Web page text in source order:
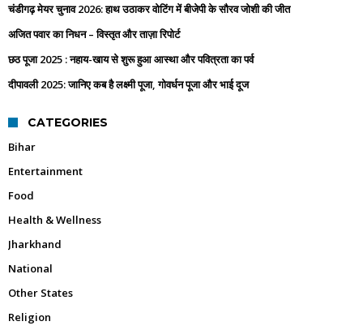
चंडीगढ़ मेयर चुनाव 2026: हाथ उठाकर वोटिंग में बीजेपी के सौरव जोशी की जीत
अजित पवार का निधन – विस्तृत और ताज़ा रिपोर्ट
छठ पूजा 2025 : नहाय-खाय से शुरू हुआ आस्था और पवित्रता का पर्व
दीपावली 2025: जानिए कब है लक्ष्मी पूजा, गोवर्धन पूजा और भाई दूज
CATEGORIES
Bihar
Entertainment
Food
Health & Wellness
Jharkhand
National
Other States
Religion